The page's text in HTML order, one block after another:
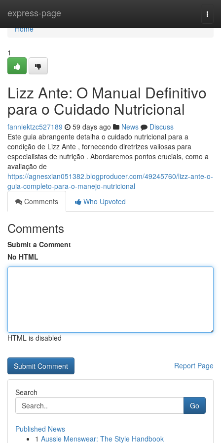
express-page
Home
Home
1
Lizz Ante: O Manual Definitivo
para o Cuidado Nutricional
fanniektzc527189 59 days ago News
Discuss
Este guia abrangente detalha o cuidado nutricional para a
condição de Lizz Ante , fornecendo diretrizes valiosas para
especialistas de nutrição . Abordaremos pontos cruciais, como a
avaliação de
https://agnesxian051382.blogproducer.com/49245760/lizz-ante-o-
guia-completo-para-o-manejo-nutricional
Comments
Who Upvoted
Comments
Submit a Comment
No HTML
HTML is disabled
Report Page
Search
Go
Published News
1 Aussie Menswear: The Style Handbook